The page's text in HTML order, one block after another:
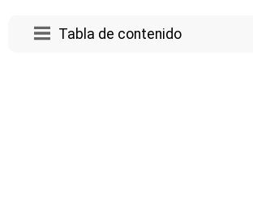
Tabla de contenido